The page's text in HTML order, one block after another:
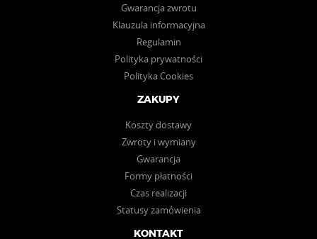
Gwarancja zwrotu
Klauzula informacyjna
Regulamin
Polityka prywatności
Polityka Cookies
ZAKUPY
Koszty dostawy
Zwroty i wymiany
Gwarancja
Formy płatności
Czas realizacji
Statusy zamówienia
KONTAKT